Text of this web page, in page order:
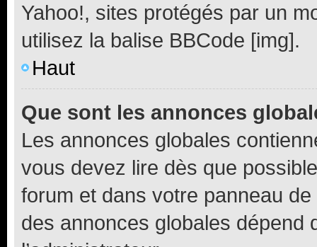
Yahoo!, sites protégés par un
utilisez la balise BBCode [img].
Haut
Que sont les annonces
Les annonces globales
vous devez lire dès que
forum et dans votre panneau
des annonces globales dépend